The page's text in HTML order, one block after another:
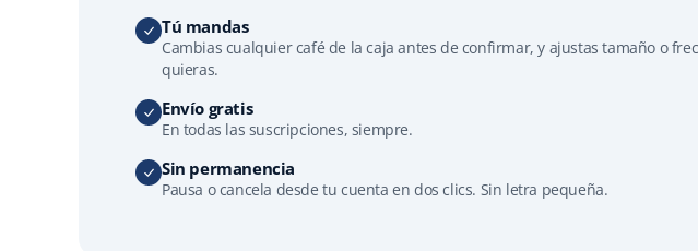
Tú mandas
Cambias cualquier café de la caja antes de confirmar, y ajustas tamaño o
quieras.
Envío gratis
En todas las suscripciones, siempre.
Sin permanencia
Pausa o cancela desde tu cuenta en dos clics. Sin letra pequeña.